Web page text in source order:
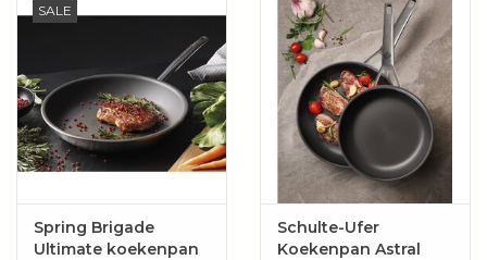
SALE
Spring Brigade
Ultimate koekenpan
Schulte-Ufer
Koekenpan Astral